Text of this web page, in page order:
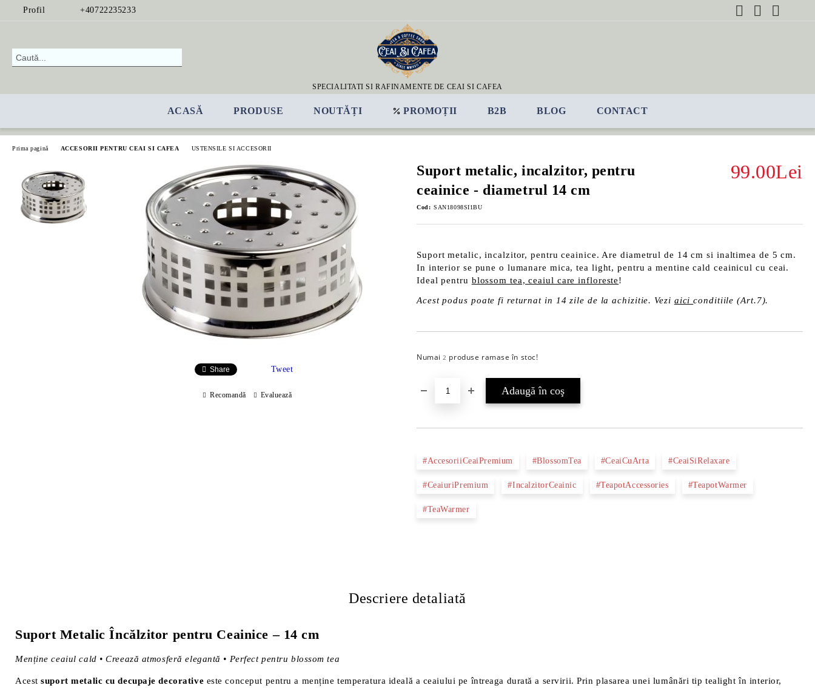
Profil +40722235233
SPECIALITATI SI RAFINAMENTE DE CEAI SI CAFEA
ACASĂ PRODUSE NOUTĂȚI PROMOȚII B2B BLOG CONTACT
Prima pagină ACCESORII PENTRU CEAI SI CAFEA USTENSILE SI ACCESORII
Suport metalic, incalzitor, pentru
ceainice - diametrul 14 cm
99.00Lei
Cod: SAN18098SI1BU
Suport metalic, incalzitor, pentru ceainice. Are diametrul de 14 cm si inaltimea de 5 cm.
In interior se pune o lumanare mica, tea light, pentru a mentine cald ceainicul cu ceai.
Ideal pentru blossom tea, ceaiul care infloreste!
Acest podus poate fi returnat in 14 zile de la achizitie. Vezi aiciconditiile (Art.7).
Numai2 produse ramase în stoc!
#AccesoriiCeaiPremium #BlossomTea #CeaiCuArta #CeaiSiRelaxare
#CeaiuriPremium #IncalzitorCeainic #TeapotAccessories #TeapotWarmer
#TeaWarmer
Share Tweet
Recomandă Evaluează
Descriere detaliată
Suport Metalic Încălzitor pentru Ceainice – 14 cm
Menține ceaiul cald • Creează atmosferă elegantă • Perfect pentru blossom tea
Acestsuport metalic cu decupaje decorative este conceput pentru a menține temperatura ideală a ceaiului pe întreaga durată a servirii. Prin plasarea unei lumânări tip tealight în interior,